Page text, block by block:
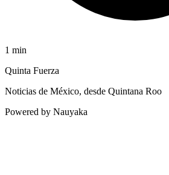
1 min
Quinta Fuerza
Noticias de México, desde Quintana Roo
Powered by Nauyaka